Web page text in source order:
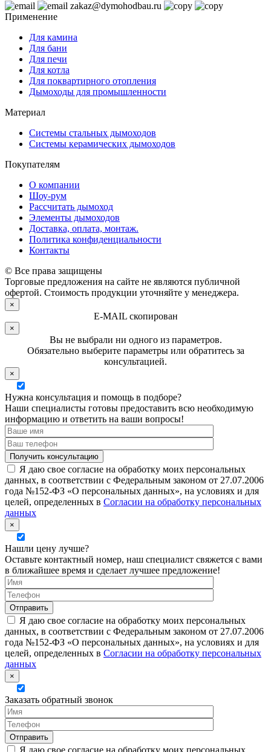
zakaz@dymohodbau.ru
Применение
Для камина
Для бани
Для печи
Для котла
Для поквартирного отопления
Дымоходы для промышленности
Материал
Системы стальных дымоходов
Системы керамических дымоходов
Покупателям
О компании
Шоу-рум
Рассчитать дымоход
Элементы дымоходов
Доставка, оплата, монтаж.
Политика конфиденциальности
Контакты
© Все права защищены
Торговые предложения на сайте не являются публичной
офертой. Стоимость продукции уточняйте у менеджера.
×
E-MAIL скопирован
×
Вы не выбрали ни одного из параметров.
Обязательно выберите параметры или обратитесь за
консультацией.
×
Нужна консультация и помощь в подборе?
Наши специалисты готовы предоставить всю необходимую
информацию и ответить на ваши вопросы!
Я даю свое согласие на обработку моих персональных
данных, в соответствии с Федеральным законом от 27.07.2006
года №152-ФЗ «О персональных данных», на условиях и для
целей, определенных в Согласии на обработку персональных
данных
×
Нашли цену лучше?
Оставьте контактный номер, наш специалист свяжется с вами
в ближайшее время и сделает лучшее предложение!
Я даю свое согласие на обработку моих персональных
данных, в соответствии с Федеральным законом от 27.07.2006
года №152-ФЗ «О персональных данных», на условиях и для
целей, определенных в Согласии на обработку персональных
данных
×
Заказать обратный звонок